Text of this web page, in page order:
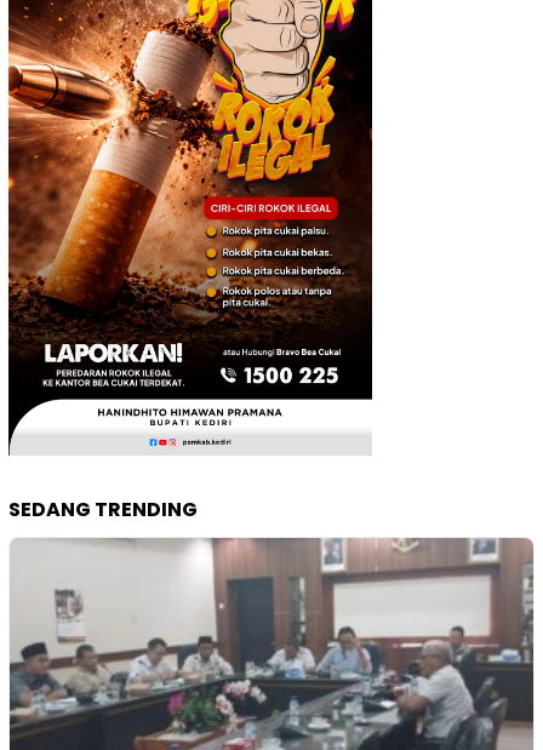
SEDANG TRENDING